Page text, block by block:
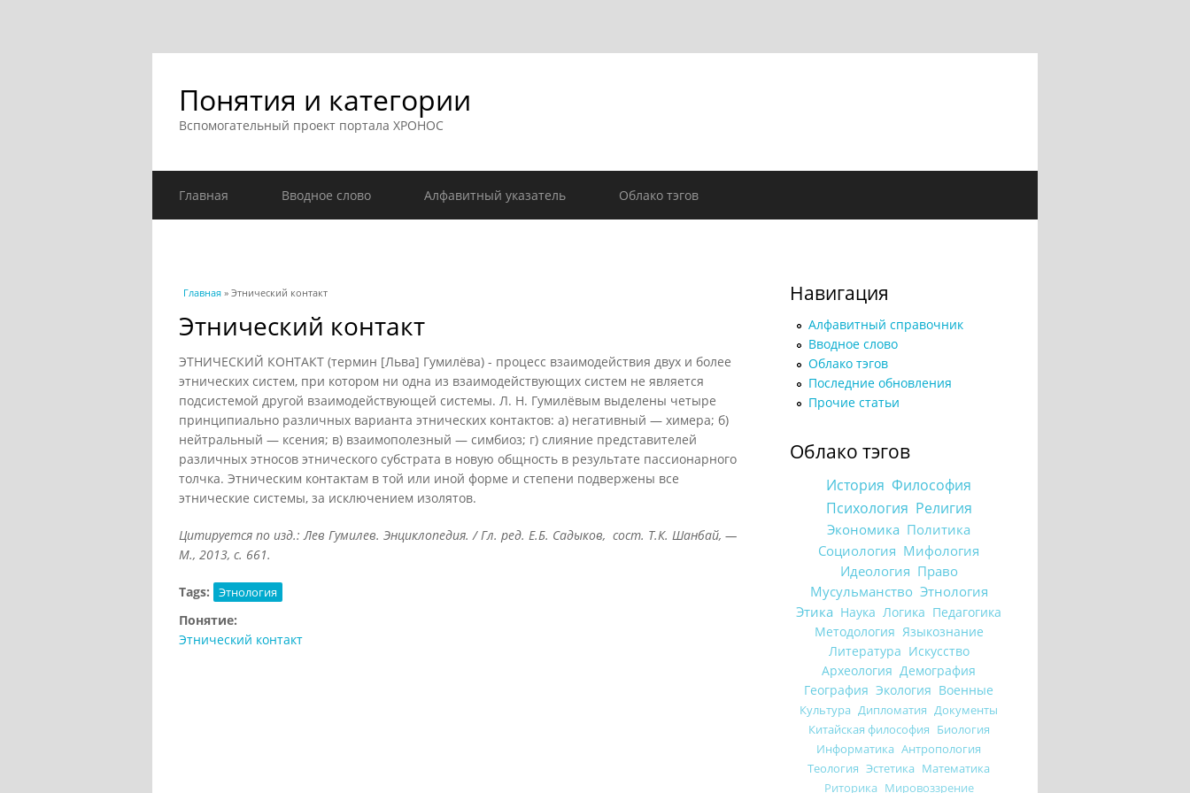
Понятия и категории
Вспомогательный проект портала ХРОНОС
Главная Вводное слово Алфавитный указатель Облако тэгов
Вы здесь
Главная » Этнический контакт
Этнический контакт
ЭТНИЧЕСКИЙ КОНТАКТ (термин [Льва] Гумилёва) - процесс взаимодействия двух и более
этнических систем, при котором ни одна из взаимодействующих систем не является
подсистемой другой взаимодействующей системы. Л. Н. Гумилёвым выделены четыре
принципиально различных варианта этнических контактов: а) негативный — химера; б)
нейтральный — ксения; в) взаимополезный — симбиоз; г) слияние представителей
различных этносов этнического субстрата в новую общность в результате пассионарного
толчка. Этническим контактам в той или иной форме и степени подвержены все
этнические системы, за исключением изолятов.
Цитируется по изд.: Лев Гумилев. Энциклопедия. / Гл. ред. Е.Б. Садыков, сост. Т.К. Шанбай, —
М., 2013, с. 661.
Tags: Этнология
Понятие:
Этнический контакт
Навигация
Алфавитный справочник
Вводное слово
Облако тэгов
Последние обновления
Прочие статьи
Облако тэгов
История Философия
Психология Религия
Экономика Политика
Социология Мифология
Идеология Право
Мусульманство Этнология
Этика Наука Логика Педагогика
Методология Языкознание
Литература Искусство
Археология Демография
География Экология Военные
Культура Дипломатия Документы
Китайская философия Биология
Информатика Антропология
Теология Эстетика Математика
Риторика Мировоззрение